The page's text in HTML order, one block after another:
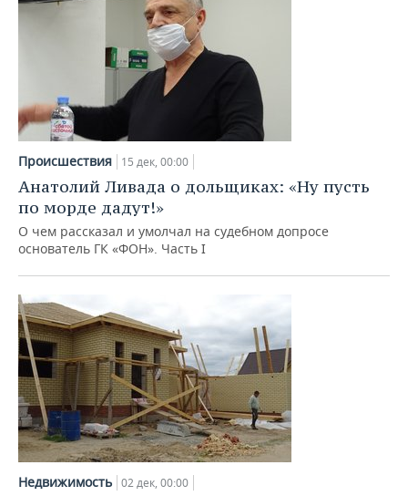
Происшествия 15 дек, 00:00
Анатолий Ливада о дольщиках: «Ну пусть
по морде дадут!»
О чем рассказал и умолчал на судебном допросе
основатель ГК «ФОН». Часть I
Недвижимость 02 дек, 00:00